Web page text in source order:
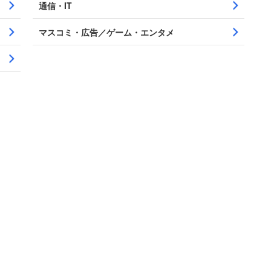
通信・IT
マスコミ・広告／ゲーム・エンタメ